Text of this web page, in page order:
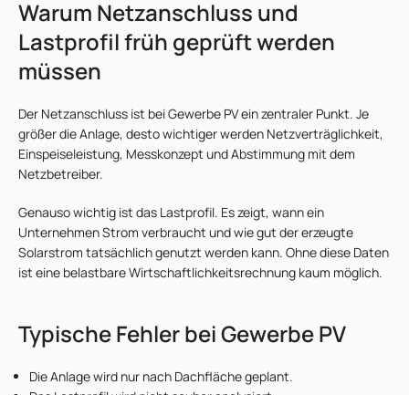
Warum Netzanschluss und
Lastprofil früh geprüft werden
müssen
Der Netzanschluss ist bei Gewerbe PV ein zentraler Punkt. Je
größer die Anlage, desto wichtiger werden Netzverträglichkeit,
Einspeiseleistung, Messkonzept und Abstimmung mit dem
Netzbetreiber.
Genauso wichtig ist das Lastprofil. Es zeigt, wann ein
Unternehmen Strom verbraucht und wie gut der erzeugte
Solarstrom tatsächlich genutzt werden kann. Ohne diese Daten
ist eine belastbare Wirtschaftlichkeitsrechnung kaum möglich.
Typische Fehler bei Gewerbe PV
Die Anlage wird nur nach Dachfläche geplant.